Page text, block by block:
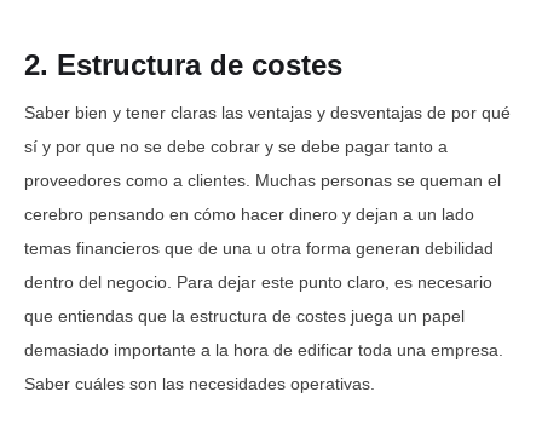
2. Estructura de costes
Saber bien y tener claras las ventajas y desventajas de por qué
sí y por que no se debe cobrar y se debe pagar tanto a
proveedores como a clientes. Muchas personas se queman el
cerebro pensando en cómo hacer dinero y dejan a un lado
temas financieros que de una u otra forma generan debilidad
dentro del negocio. Para dejar este punto claro, es necesario
que entiendas que la estructura de costes juega un papel
demasiado importante a la hora de edificar toda una empresa.
Saber cuáles son las necesidades operativas.